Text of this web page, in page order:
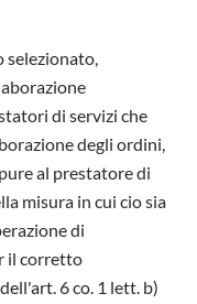
selezionato,
di servizi che
degli ordini,
al prestatore di
misura in cui cio sia
di
il corretto
6 co. 1 lett. b)